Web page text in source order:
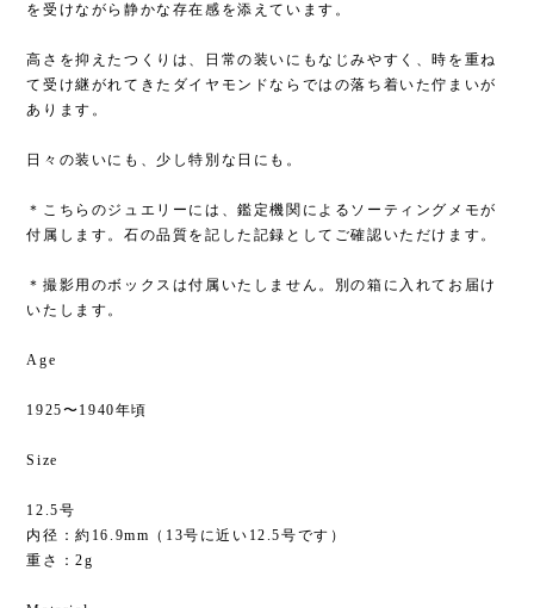
を受けながら静かな存在感を添えています。
高さを抑えたつくりは、日常の装いにもなじみやすく、時を重ね
て受け継がれてきたダイヤモンドならではの落ち着いた佇まいが
あります。
日々の装いにも、少し特別な日にも。
＊こちらのジュエリーには、鑑定機関によるソーティングメモが
付属します。石の品質を記した記録としてご確認いただけます。
＊撮影用のボックスは付属いたしません。別の箱に入れてお届け
いたします。
Age
1925〜1940年頃
Size
12.5号
内径：約16.9mm（13号に近い12.5号です）
重さ：2g